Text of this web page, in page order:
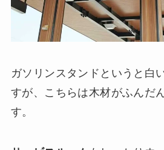
ガソリンスタンドというと白
すが、こちらは木材がふんだ
す。